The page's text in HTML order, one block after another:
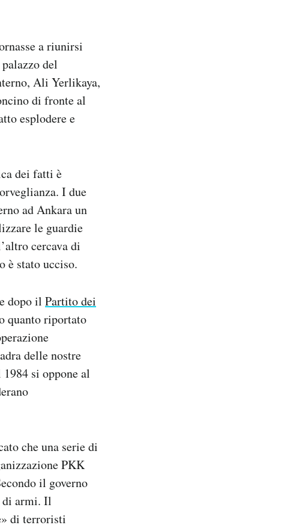
a riunirsi
del
Ali Yerlikaya,
di fronte al
esplodere e
dei fatti è
I due
ad Ankara un
le guardie
cercava di
è stato ucciso.
dopoil Partito dei
quanto riportato
delle nostre
si oppone al
che una serie di
PKK
il governo
di armi. Il
di terroristi